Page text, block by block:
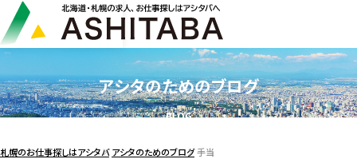
アシタのためのブログ
BLOG
札幌のお仕事探しはアシタバ アシタのためのブログ手当